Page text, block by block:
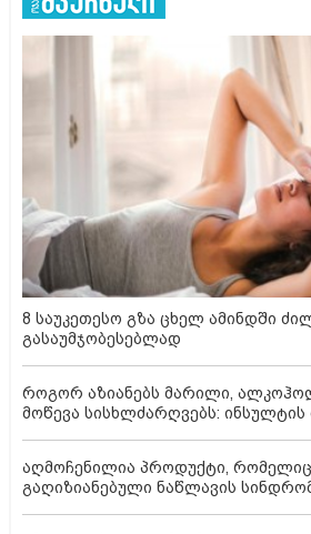
8 საუკეთესო გზა ცხელ ამინდში
გასაუმჯობესებლად
როგორ აზიანებს მარილი,
მოწევა სისხლძარღვებს:
აღმოჩენილია პროდუქტი, რომელიც
გაღიზიანებული ნაწლავის